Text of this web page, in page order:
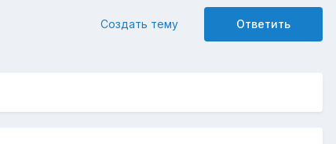
Ответить
Создать тему